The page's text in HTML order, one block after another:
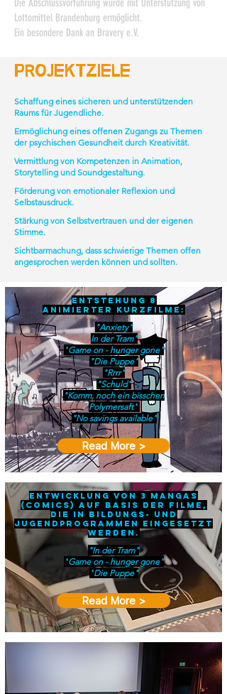
Die Abschlussvorführung wurde mit Unterstützung von
Lottomittel Brandenburg ermöglicht.
Ein besondere Dank an Bravery e.V.
Projektziele
Schaffung eines sicheren und unterstützenden
Raums für Jugendliche.
Ermöglichung eines offenen Zugangs zu Themen
der psychischen Gesundheit durch Kreativität.
Vermittlung von Kompetenzen in Animation,
Storytelling und Soundgestaltung.
Förderung von emotionaler Reflexion und
Selbstausdruck.
Stärkung von Selbstvertrauen und der eigenen
Stimme.
Sichtbarmachung, dass schwierige Themen offen
angesprochen werden können und sollten.
Entstehung 8
animierter Kurzfilme:
"Anxiety"
In der Tram"
"Game on - hunger gone"
"Die Puppe"
"Rrrr"
"Schuld"
"Komm, noch ein bisschen
Polymersaft"
"No savings available"
Read More >
Entwicklung von 3 Mangas
(Comics) auf Basis der Filme,
die in Bildungs- und
Jugendprogrammen eingesetzt
werden.
"In der Tram"
"Game on - hunger gone"
"Die Puppe"
Read More >